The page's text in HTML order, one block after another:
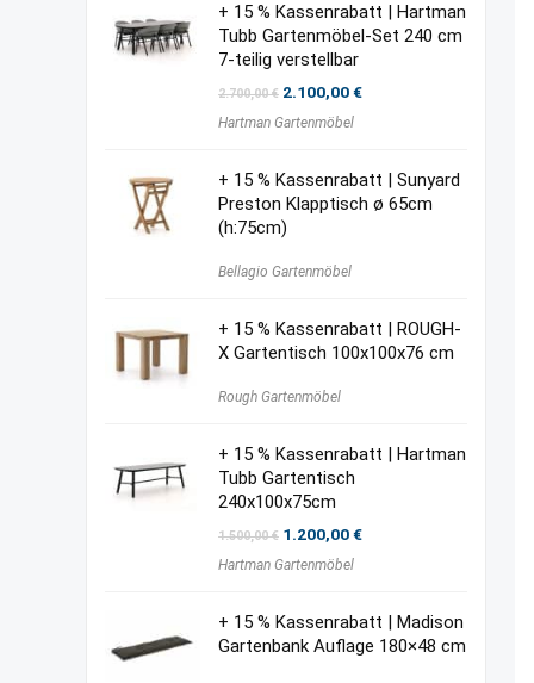
+ 15 % Kassenrabatt | Hartman
Tubb Gartenmöbel-Set 240 cm
7-teilig verstellbar
2.700,00€ Ursprünglicher
war:
2.100,00€Aktueller
Hartman Gartenmöbel
+ 15 % Kassenrabatt | Sunyard
Preston Klapptisch ø 65cm
(h:75cm)
Bellagio Gartenmöbel
+ 15 % Kassenrabatt | ROUGH-
X Gartentisch 100x100x76 cm
Rough Gartenmöbel
+ 15 % Kassenrabatt | Hartman
Tubb Gartentisch
240x100x75cm
1.500,00€ Ursprünglicher
war:
1.200,00€Aktueller
Hartman Gartenmöbel
+ 15 % Kassenrabatt | Madison
Gartenbank Auflage 180×48 cm